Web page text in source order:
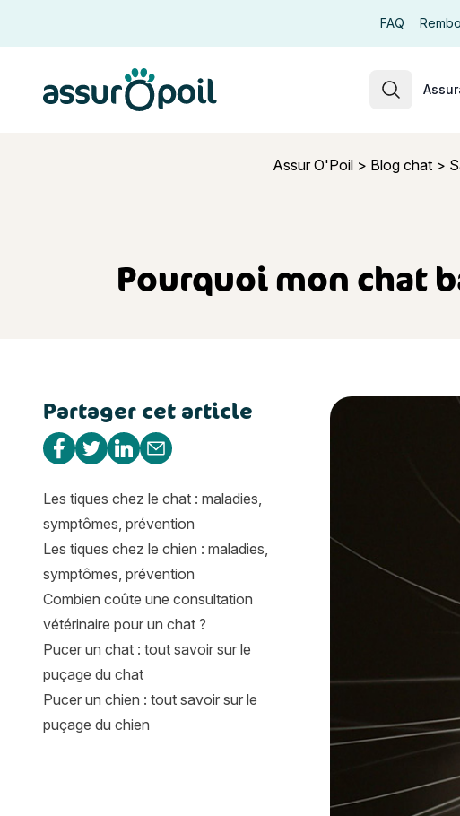
FAQ
Assur O'Poil> Blog chat>
Pourquoi mon chat
Pourquoi mon chat
Partager cet article
Partager sur Facebook
Partager sur Twitter
Partager sur Linkedin
Partager par e-mail
Les tiques chez le chat : maladies,
symptômes, prévention
Les tiques chez le chien : maladies,
symptômes, prévention
Combien coûte une consultation
vétérinaire pour un chat ?
Pucer un chat : tout savoir sur le
puçage du chat
Pucer un chien : tout savoir sur le
puçage du chien